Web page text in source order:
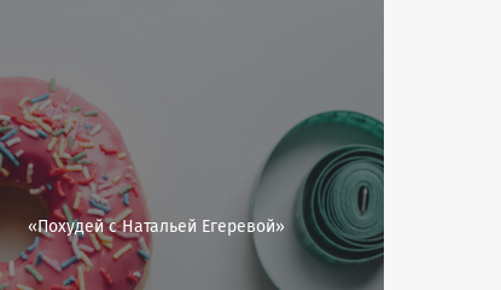
«Похудей с Натальей Егеревой»